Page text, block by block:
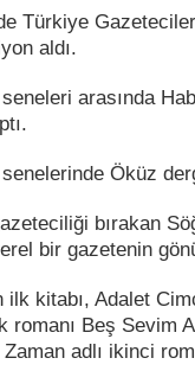
Türkiye
aldı.
arasında
Öküz
bırakan
bir gazetenin
ilk kitabı, Adalet
romanı Beş Sevim
Zaman adlı ikinci